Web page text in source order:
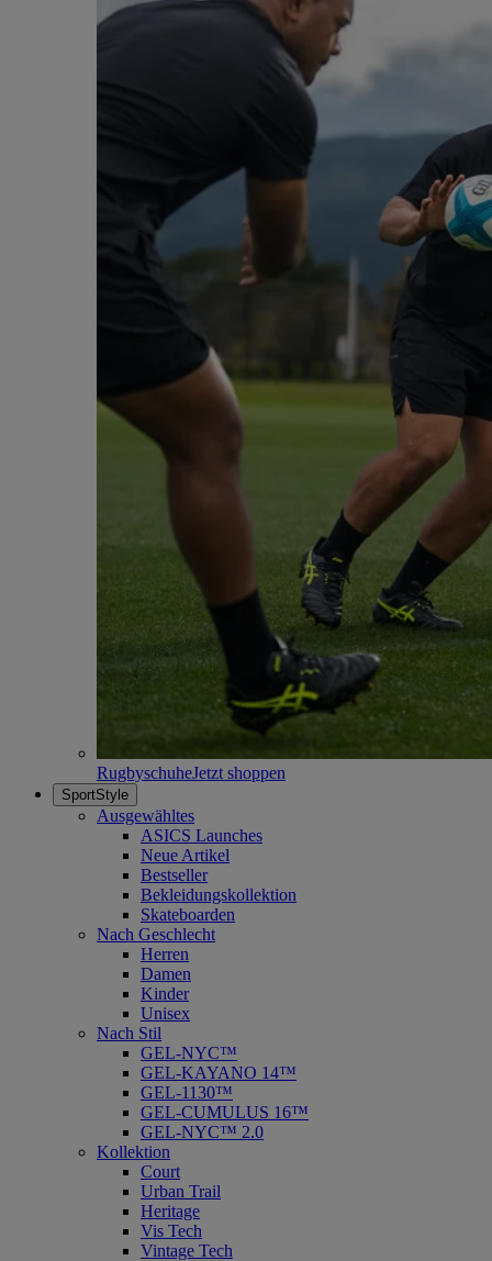
RugbyschuheJetzt shoppen
SportStyle
Ausgewähltes
ASICS Launches
Neue Artikel
Bestseller
Bekleidungskollektion
Skateboarden
Nach Geschlecht
Herren
Damen
Kinder
Unisex
Nach Stil
GEL-NYC™
GEL-KAYANO 14™
GEL-1130™
GEL-CUMULUS 16™
GEL-NYC™ 2.0
Kollektion
Court
Urban Trail
Heritage
Vis Tech
Vintage Tech